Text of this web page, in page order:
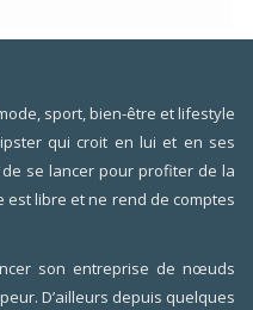
sport, bien-être et lifestyle
qui croit en lui et en ses
se lancer pour profiter de la
est libre et ne rend de comptes
son entreprise de nœuds
D’ailleurs depuis quelques